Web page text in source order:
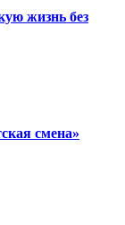
жизнь без
смена»